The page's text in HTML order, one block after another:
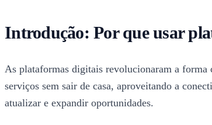
Introdução: Por que usar
As plataformas digitais revolucionaram a forma
serviços sem sair de casa, aproveitando a
atualizar e expandir oportunidades.